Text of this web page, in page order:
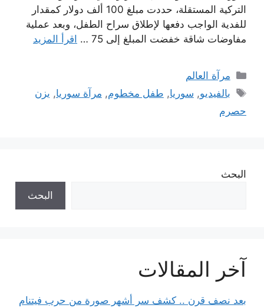
التركية المستقلة، حددت مبلغ 100 ألف دولار كمقدار
للفدية الواجب دفعها لإطلاق سراح الطفل، وبعد عملية
مفاوضات شاقة خفضت المبلغ إلى 75 …
اقرأ المزيد
التصنيفات
مرآة العالم
الوسوم
بالفيديو, سوريا, طفل مخطوم, مرآة سوريا, يزن
حصرم
البحث
البحث
آخر المقالات
بعد نصف قرن .. كشف سر أشهر صورة من حرب فيتنام